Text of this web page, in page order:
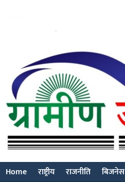
Home राष्ट्रीय राजनीति बिजनेस